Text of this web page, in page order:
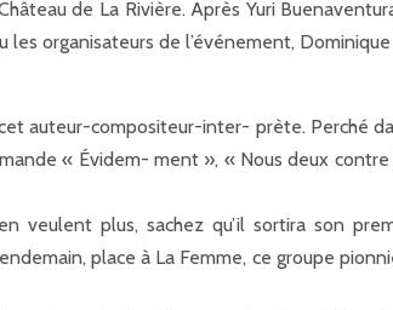
de La Rivière. Après Yuri
organisateurs de l’événement,
auteur-compositeur-inter- prète. Perché
« Évidem- ment », « Nous deux
veulent plus, sachez qu’il sortira son
place à La Femme, ce groupe